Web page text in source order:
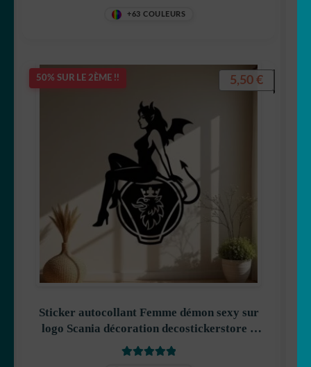
9UJTZO
+63 COULEURS
50% SUR LE 2ÈME !!
Sticker autocollant Femme démon sexy sur
logo Scania décoration decostickerstore –
KGSCKS
5,50 €